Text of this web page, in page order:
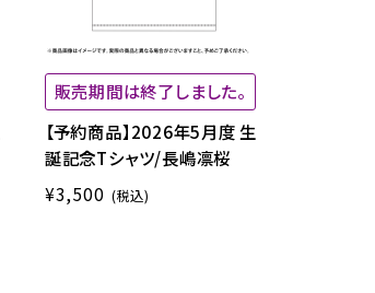
販売期間は終了しました。
【予約商品】2026年5月度 生
誕記念Tシャツ/長嶋凛桜
¥3,500 (税込)